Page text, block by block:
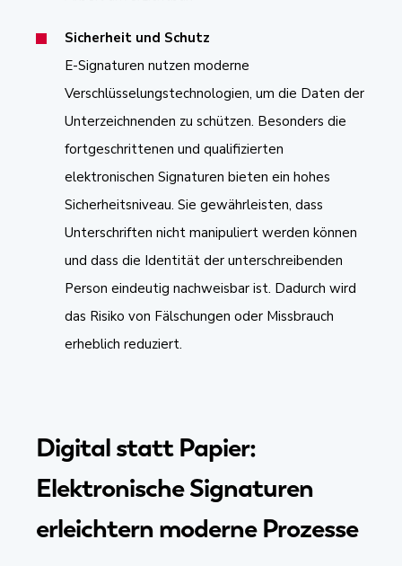
Sicherheit und Schutz
E-Signaturen nutzen moderne
Verschlüsselungstechnologien, um die Daten der
Unterzeichnenden zu schützen. Besonders die
fortgeschrittenen und qualifizierten
elektronischen Signaturen bieten ein hohes
Sicherheitsniveau. Sie gewährleisten, dass
Unterschriften nicht manipuliert werden können
und dass die Identität der unterschreibenden
Person eindeutig nachweisbar ist. Dadurch wird
das Risiko von Fälschungen oder Missbrauch
erheblich reduziert.
Digital statt Papier:
Elektronische Signaturen
erleichtern moderne Prozesse